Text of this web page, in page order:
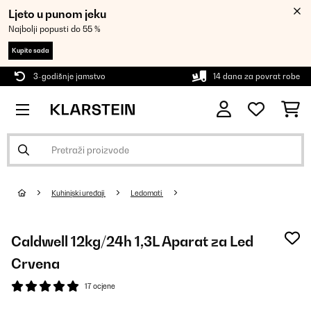
Ljeto u punom jeku
Najbolji popusti do 55 %
Kupite sada
3-godišnje jamstvo 14 dana za povrat robe
Kuhinjski uređaji Ledomati
Caldwell 12kg/24h 1,3L Aparat za Led
Crvena
17 ocjene